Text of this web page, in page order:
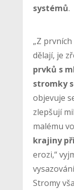
systémů.
„Z
dělají, je
prvků s
stromky
objevuje
zlepšují
malému
krajiny
erozi,“
Stromy